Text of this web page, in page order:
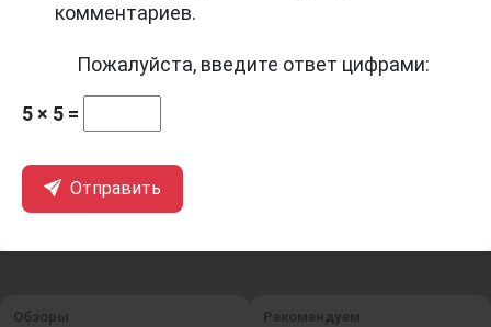
комментариев.
Пожалуйста, введите ответ цифрами:
5 × 5 =
Отправить
Обзоры Рекомендуем